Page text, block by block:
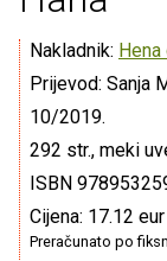
Nakladnik: Hena
Prijevod: Sanja
10/2019.
292 str., meki
ISBN
Cijena: 17.12 eur
Preračunato po